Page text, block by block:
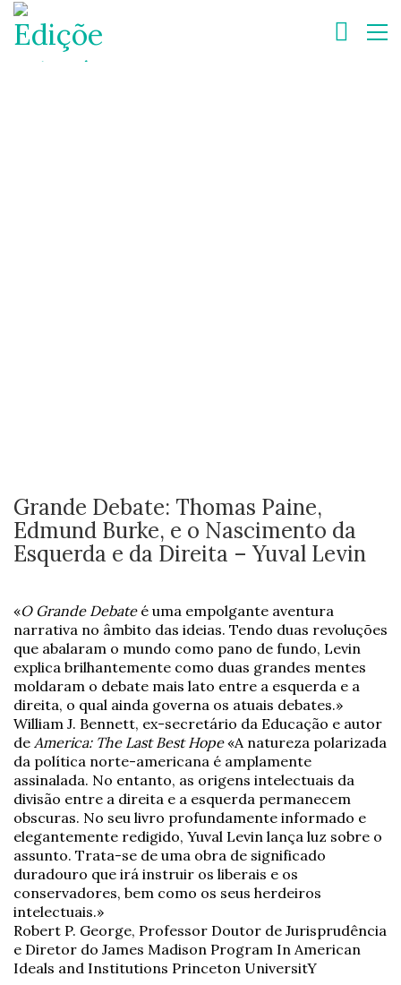
Grande Debate: Thomas Paine,
Edmund Burke, e o Nascimento da
Esquerda e da Direita – Yuval Levin
«O Grande Debateé uma empolgante aventura
narrativa no âmbito das ideias. Tendo duas revoluções
que abalaram o mundo como pano de fundo, Levin
explica brilhantemente como duas grandes mentes
moldaram o debate mais lato entre a esquerda e a
direita, o qual ainda governa os atuais debates.»
William J. Bennett, ex-secretário da Educação e autor
de America: The Last Best Hope«A natureza polarizada
da política norte-americana é amplamente
assinalada. No entanto, as origens intelectuais da
divisão entre a direita e a esquerda permanecem
obscuras. No seu livro profundamente informado e
elegantemente redigido, Yuval Levin lança luz sobre o
assunto. Trata-se de uma obra de significado
duradouro que irá instruir os liberais e os
conservadores, bem como os seus herdeiros
intelectuais.»
Robert P. George, Professor Doutor de Jurisprudência
e Diretor do James Madison Program In American
Ideals and Institutions Princeton UniversitY